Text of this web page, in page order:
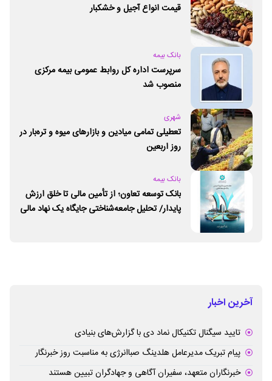
قیمت انواع آجیل و خشکبار
بانک بیمه
سرپرست اداره کل روابط عمومی بیمه مرکزی
منصوب شد
شهری
تعطیلی تمامی میادین و بازارهای میوه و تره‌بار در
روز اربعین
بانک بیمه
بانک توسعه تعاون؛ از تأمین مالی تا خلق ارزش
پایدار/ تحلیل جامعه‌شناختی جایگاه یک نهاد مالی
آخرین اخبار
تایید سیگنال تکنیکال نماد دی با گزارش‌های بنیادی
پیام تبریک مدیرعامل هلدینگ صباانرژی به مناسبت روز خبرنگار
خبرنگاران متعهد، سفیران آگاهی و جهادگران تبیین هستند